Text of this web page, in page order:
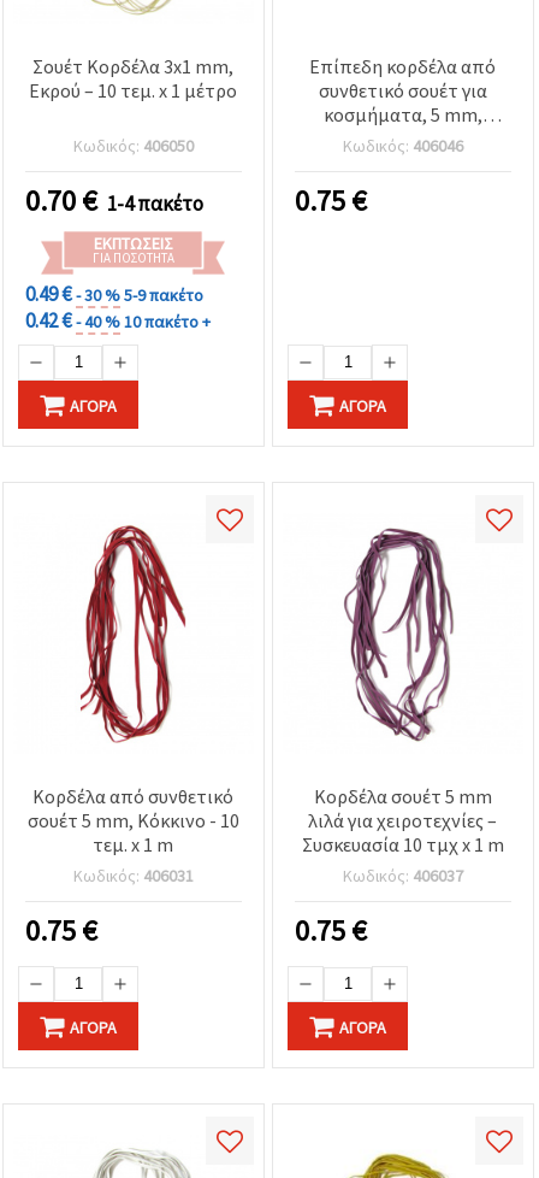
Σουέτ Κορδέλα 3x1 mm,
Εκρού – 10 τεμ. x 1 μέτρο
Κωδικός: 406050
0.70€ 1-4 πακέτο
ΕΚΠΤΏΣΕΙΣ
ΓΙΑ ΠΟΣΌΤΗΤΑ
0.49 €- 30 %5-9 πακέτο
0.42 €- 40 %10 πακέτο +
ΑΓΟΡΆ
Επίπεδη κορδέλα από
συνθετικό σουέτ για
κοσμήματα, 5 mm,
Μαύρο, 10 x 1 m – κορδόνι
από συνθετικό σουέτ για
κολιέ, βραχιόλια,
μακραμέ & DIY
Κωδικός: 406046
0.75€
ΑΓΟΡΆ
Κορδέλα από συνθετικό
σουέτ 5 mm, Κόκκινο - 10
τεμ. x 1 m
Κωδικός: 406031
0.75€
ΑΓΟΡΆ
Κορδέλα σουέτ 5 mm
λιλά για χειροτεχνίες –
Συσκευασία 10 τμχ x 1 m
Κωδικός: 406037
0.75€
ΑΓΟΡΆ